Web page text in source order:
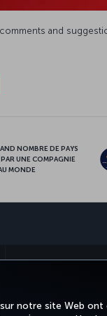
notre site Web
and
NOMBRE DE PAYS
PAR UNE COMPAGNIE
MONDE